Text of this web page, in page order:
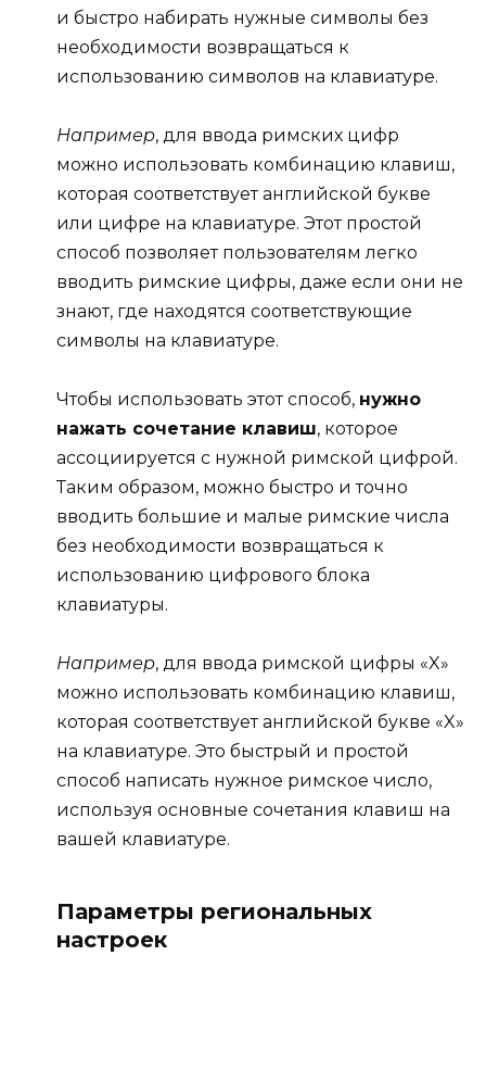
и быстро набирать нужные символы без
необходимости возвращаться к
использованию символов на клавиатуре.
Например, для ввода римских цифр
можно использовать комбинацию клавиш,
которая соответствует английской букве
или цифре на клавиатуре. Этот простой
способ позволяет пользователям легко
вводить римские цифры, даже если они не
знают, где находятся соответствующие
символы на клавиатуре.
Чтобы использовать этот способ, нужно
нажать сочетание клавиш, которое
ассоциируется с нужной римской цифрой.
Таким образом, можно быстро и точно
вводить большие и малые римские числа
без необходимости возвращаться к
использованию цифрового блока
клавиатуры.
Например, для ввода римской цифры «X»
можно использовать комбинацию клавиш,
которая соответствует английской букве «X»
на клавиатуре. Это быстрый и простой
способ написать нужное римское число,
используя основные сочетания клавиш на
вашей клавиатуре.
Параметры региональных
настроек